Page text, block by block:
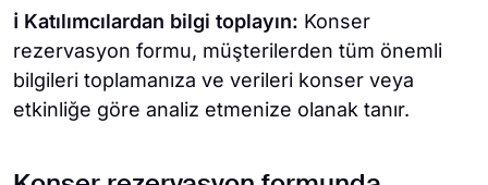
ℹ️ Katılımcılardan bilgi toplayın: Konser
rezervasyon formu, müşterilerden tüm önemli
bilgileri toplamanıza ve verileri konser veya
etkinliğe göre analiz etmenize olanak tanır.